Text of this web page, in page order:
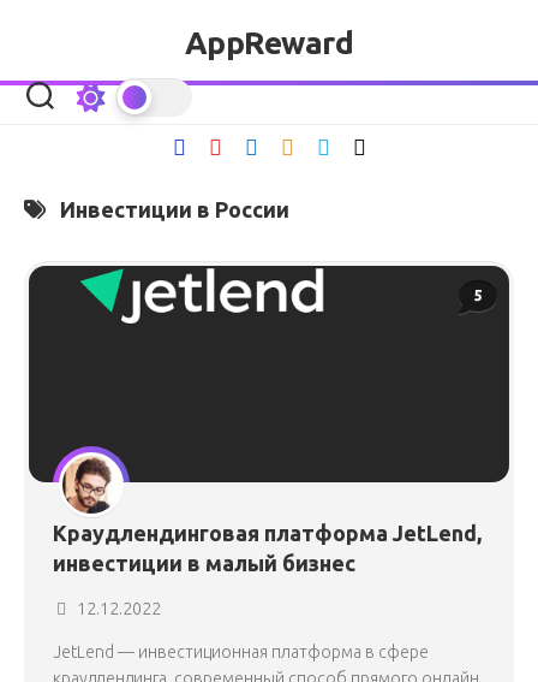
AppReward
Инвестиции в России
5
Краудлендинговая платформа JetLend,
инвестиции в малый бизнес
12.12.2022
JetLend — инвестиционная платформа в сфере